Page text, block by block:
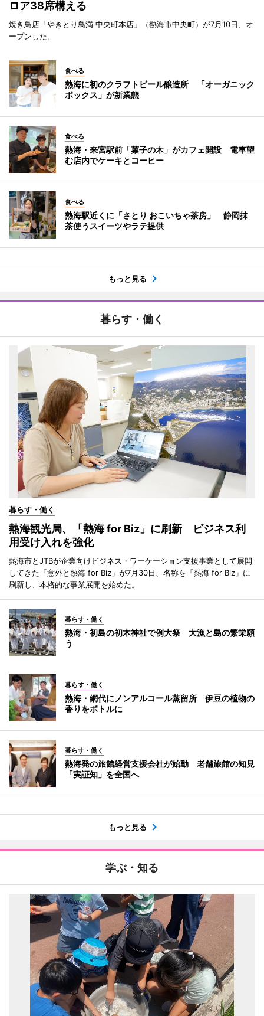
ロア38席構える
焼き鳥店「やきとり鳥満 中央町本店」（熱海市中央町）が7月10日、オ
ープンした。
食べる
熱海に初のクラフトビール醸造所 「オーガニック
ボックス」が新業態
食べる
熱海・来宮駅前「菓子の木」がカフェ開設 電車望
む店内でケーキとコーヒー
食べる
熱海駅近くに「さとり おこいちゃ茶房」 静岡抹
茶使うスイーツやラテ提供
もっと見る
暮らす・働く
暮らす・働く
熱海観光局、「熱海 for Biz」に刷新 ビジネス利
用受け入れを強化
熱海市とJTBが企業向けビジネス・ワーケーション支援事業として展開
してきた「意外と熱海 for Biz」が7月30日、名称を「熱海 for Biz」に
刷新し、本格的な事業展開を始めた。
暮らす・働く
熱海・初島の初木神社で例大祭 大漁と島の繁栄願
う
暮らす・働く
熱海・網代にノンアルコール蒸留所 伊豆の植物の
香りをボトルに
暮らす・働く
熱海発の旅館経営支援会社が始動 老舗旅館の知見
「実証知」を全国へ
もっと見る
学ぶ・知る